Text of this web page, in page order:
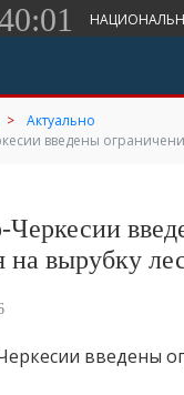
Актуально
введены
Черкесии
на вырубку